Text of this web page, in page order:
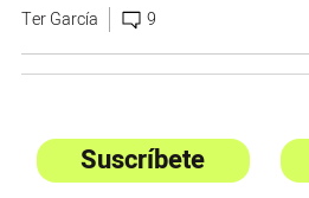
Ter García 9
Suscríbete